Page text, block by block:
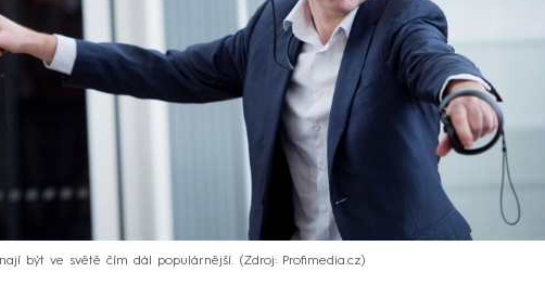
být ve světě čím dál populárnější. Zdroj: Profimedia.cz